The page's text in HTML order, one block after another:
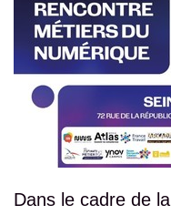
Dans le cadre de la